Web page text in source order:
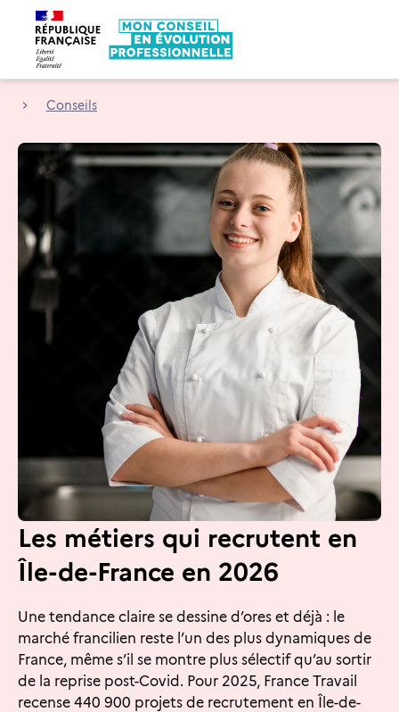
Conseils
Les métiers qui recrutent en
Île-de-France en 2026
Une tendance claire se dessine d’ores et déjà : le
marché francilien reste l’un des plus dynamiques de
France, même s’il se montre plus sélectif qu’au sortir
de la reprise post-Covid. Pour 2025, France Travail
recense 440 900 projets de recrutement en Île-de-